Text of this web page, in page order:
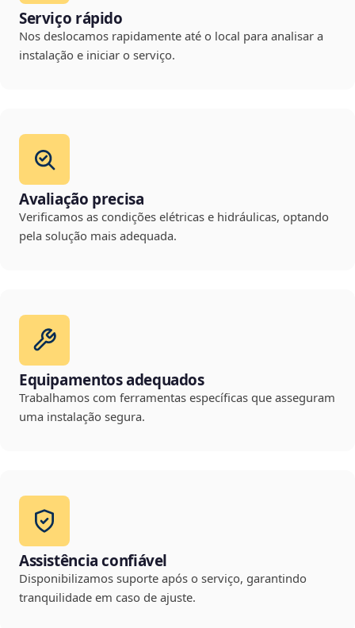
Serviço rápido
Nos deslocamos rapidamente até o local para analisar a
instalação e iniciar o serviço.
Avaliação precisa
Verificamos as condições elétricas e hidráulicas, optando
pela solução mais adequada.
Equipamentos adequados
Trabalhamos com ferramentas específicas que asseguram
uma instalação segura.
Assistência confiável
Disponibilizamos suporte após o serviço, garantindo
tranquilidade em caso de ajuste.